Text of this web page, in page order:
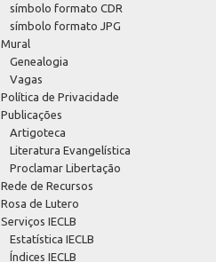
símbolo formato CDR
símbolo formato JPG
Mural
Genealogia
Vagas
Política de Privacidade
Publicações
Artigoteca
Literatura Evangelística
Proclamar Libertação
Rede de Recursos
Rosa de Lutero
Serviços IECLB
Estatística IECLB
Índices IECLB